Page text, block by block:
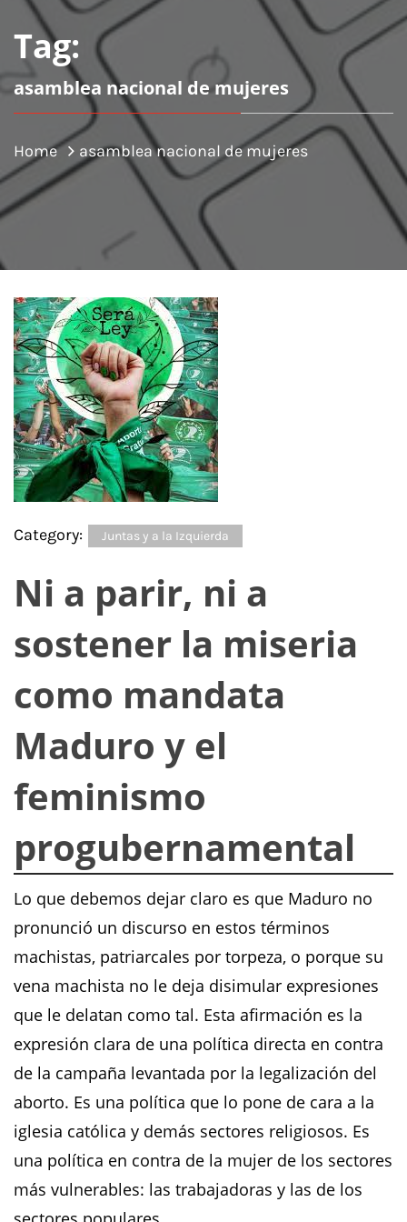
Tag:
asamblea nacional de mujeres
Home asamblea nacional de mujeres
Category: Juntas y a la Izquierda
Ni a parir, ni a
sostener la miseria
como mandata
Maduro y el
feminismo
progubernamental
Lo que debemos dejar claro es que Maduro no
pronunció un discurso en estos términos
machistas, patriarcales por torpeza, o porque su
vena machista no le deja disimular expresiones
que le delatan como tal. Esta afirmación es la
expresión clara de una política directa en contra
de la campaña levantada por la legalización del
aborto. Es una política que lo pone de cara a la
iglesia católica y demás sectores religiosos. Es
una política en contra de la mujer de los sectores
más vulnerables: las trabajadoras y las de los